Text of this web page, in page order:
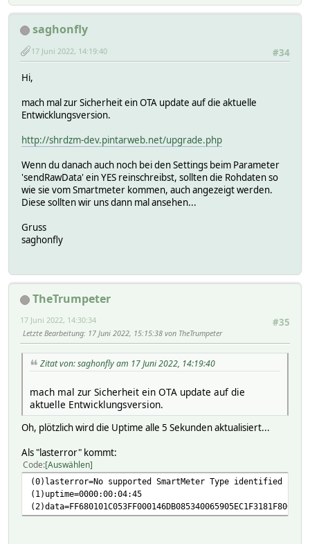
saghonfly
#34
17 Juni 2022, 14:19:40
Hi,
mach mal zur Sicherheit ein OTA update auf die aktuelle
Entwicklungsversion.
http://shrdzm-dev.pintarweb.net/upgrade.php
Wenn du danach auch noch bei den Settings beim Parameter
'sendRawData' ein YES reinschreibst, sollten die Rohdaten so
wie sie vom Smartmeter kommen, auch angezeigt werden.
Diese sollten wir uns dann mal ansehen...
Gruss
saghonfly
TheTrumpeter
#35
17 Juni 2022, 14:30:34
Letzte Bearbeitung: 17 Juni 2022, 15:15:38 von TheTrumpeter
Zitat von: saghonfly am 17 Juni 2022, 14:19:40
mach mal zur Sicherheit ein OTA update auf die
aktuelle Entwicklungsversion.
Oh, plötzlich wird die Uptime alle 5 Sekunden aktualisiert...
Als "lasterror" kommt:
Code Auswählen
(0)lasterror=No supported SmartMeter Type identified - No
(1)uptime=0000:00:04:45